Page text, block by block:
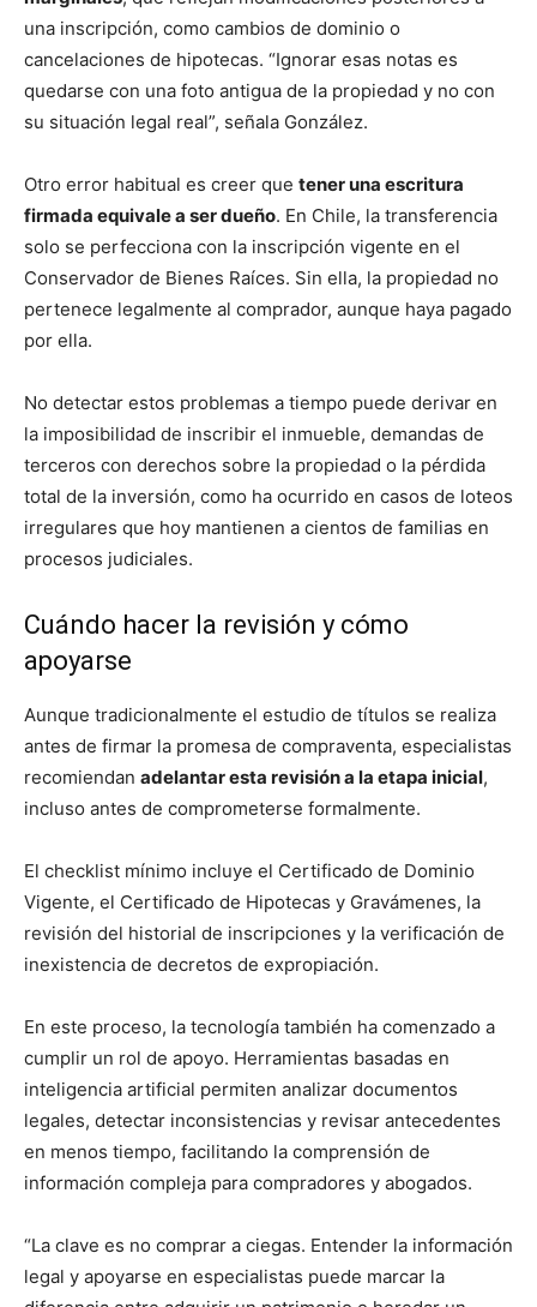
una inscripción, como cambios de dominio o
cancelaciones de hipotecas. “Ignorar esas notas es
quedarse con una foto antigua de la propiedad y no con
su situación legal real”, señala González.
Otro error habitual es creer que tener una escritura
firmada equivale a ser dueño. En Chile, la transferencia
solo se perfecciona con la inscripción vigente en el
Conservador de Bienes Raíces. Sin ella, la propiedad no
pertenece legalmente al comprador, aunque haya pagado
por ella.
No detectar estos problemas a tiempo puede derivar en
la imposibilidad de inscribir el inmueble, demandas de
terceros con derechos sobre la propiedad o la pérdida
total de la inversión, como ha ocurrido en casos de loteos
irregulares que hoy mantienen a cientos de familias en
procesos judiciales.
Cuándo hacer la revisión y cómo
apoyarse
Aunque tradicionalmente el estudio de títulos se realiza
antes de firmar la promesa de compraventa, especialistas
recomiendan adelantar esta revisión a la etapa inicial,
incluso antes de comprometerse formalmente.
El checklist mínimo incluye el Certificado de Dominio
Vigente, el Certificado de Hipotecas y Gravámenes, la
revisión del historial de inscripciones y la verificación de
inexistencia de decretos de expropiación.
En este proceso, la tecnología también ha comenzado a
cumplir un rol de apoyo. Herramientas basadas en
inteligencia artificial permiten analizar documentos
legales, detectar inconsistencias y revisar antecedentes
en menos tiempo, facilitando la comprensión de
información compleja para compradores y abogados.
“La clave es no comprar a ciegas. Entender la información
legal y apoyarse en especialistas puede marcar la